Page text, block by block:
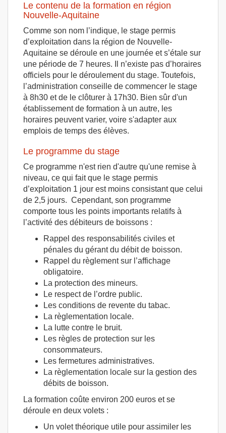
Le contenu de la formation en région
Nouvelle-Aquitaine
Comme son nom l’indique, le stage permis
d’exploitation dans la région de Nouvelle-
Aquitaine se déroule en une journée et s’étale sur
une période de 7 heures. Il n’existe pas d’horaires
officiels pour le déroulement du stage. Toutefois,
l’administration conseille de commencer le stage
à 8h30 et de le clôturer à 17h30. Bien sûr d'un
établissement de formation à un autre, les
horaires peuvent varier, voire s'adapter aux
emplois de temps des élèves.
Le programme du stage
Ce programme n'est rien d'autre qu'une remise à
niveau, ce qui fait que le stage permis
d’exploitation 1 jour est moins consistant que celui
de 2,5 jours. Cependant, son programme
comporte tous les points importants relatifs à
l’activité des débiteurs de boissons :
Rappel des responsabilités civiles et
pénales du gérant du débit de boisson.
Rappel du règlement sur l’affichage
obligatoire.
La protection des mineurs.
Le respect de l’ordre public.
Les conditions de revente du tabac.
La règlementation locale.
La lutte contre le bruit.
Les règles de protection sur les
consommateurs.
Les fermetures administratives.
La règlementation locale sur la gestion des
débits de boisson.
La formation coûte environ 200 euros et se
déroule en deux volets :
Un volet théorique utile pour assimiler les